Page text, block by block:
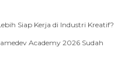
Siap Kerja di Industri Kreatif?
Academy 2026 Sudah